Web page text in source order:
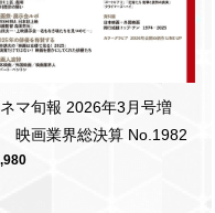
マ旬報 2026年3月号増
映画業界総決算 No.1982